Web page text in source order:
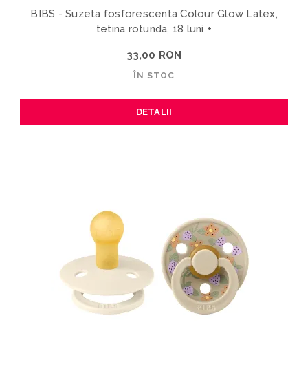
BIBS - Suzeta fosforescenta Colour Glow Latex,
tetina rotunda, 18 luni +
33,00 RON
ÎN STOC
DETALII